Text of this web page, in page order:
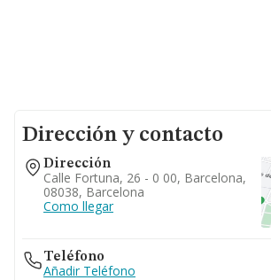
Dirección y contacto
Dirección
Calle Fortuna, 26 - 0 00, Barcelona,
08038, Barcelona
Como llegar
Teléfono
Añadir Teléfono